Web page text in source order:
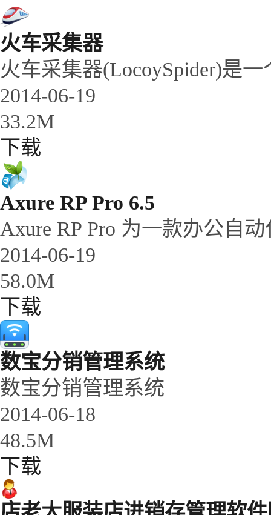
火车采集器
火车采集器(LocoySpider)是
2014-06-19
33.2M
下载
Axure RP Pro 6.5
Axure RP Pro 为一款办公自
2014-06-19
58.0M
下载
数宝分销管理系统
数宝分销管理系统
2014-06-18
48.5M
下载